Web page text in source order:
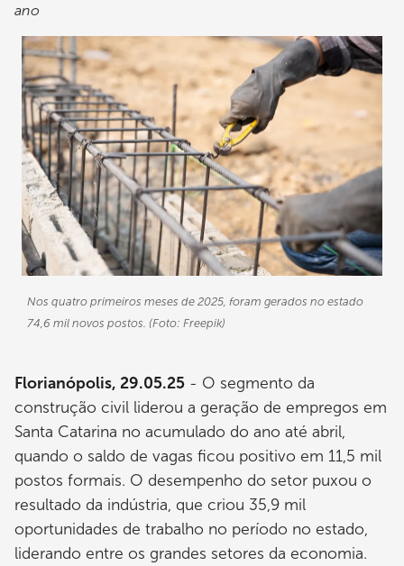
ano
Nos quatro primeiros meses de 2025, foram gerados no estado
74,6 mil novos postos. (Foto: Freepik)
Florianópolis, 29.05.25 - O segmento da
construção civil liderou a geração de empregos em
Santa Catarina no acumulado do ano até abril,
quando o saldo de vagas ficou positivo em 11,5 mil
postos formais. O desempenho do setor puxou o
resultado da indústria, que criou 35,9 mil
oportunidades de trabalho no período no estado,
liderando entre os grandes setores da economia.